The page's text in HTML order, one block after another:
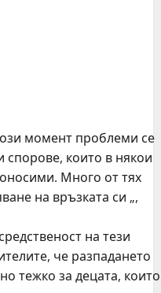
момент проблеми се
спорове, които в някои
Много от тях
на връзката си „,
на тези
че разпадането
тежко за децата, които